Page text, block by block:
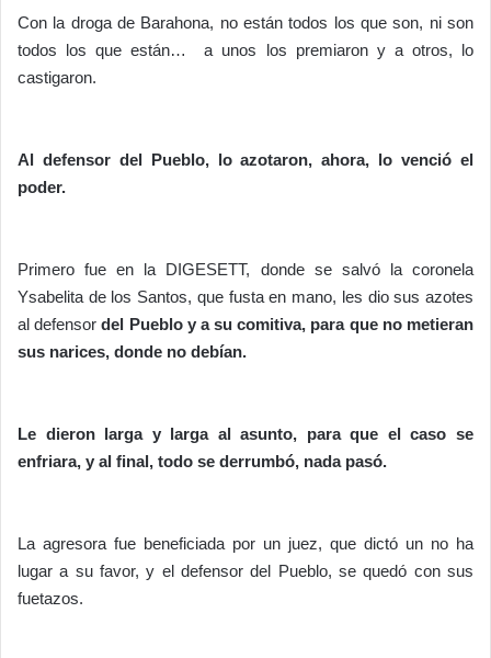
Con la droga de Barahona, no están todos los que son, ni son
todos los que están… a unos los premiaron y a otros, lo
castigaron.
Al defensor del Pueblo, lo azotaron, ahora, lo venció el
poder.
Primero fue en la DIGESETT, donde se salvó la coronela
Ysabelita de los Santos, que fusta en mano, les dio sus azotes
al defensordel Pueblo y a su comitiva, para que no metieran
sus narices, donde no debían.
Le dieron larga y larga al asunto, para que el caso se
enfriara, y al final, todo se derrumbó, nada pasó.
La agresora fue beneficiada por un juez, que dictó un no ha
lugar a su favor, y el defensor del Pueblo, se quedó con sus
fuetazos.